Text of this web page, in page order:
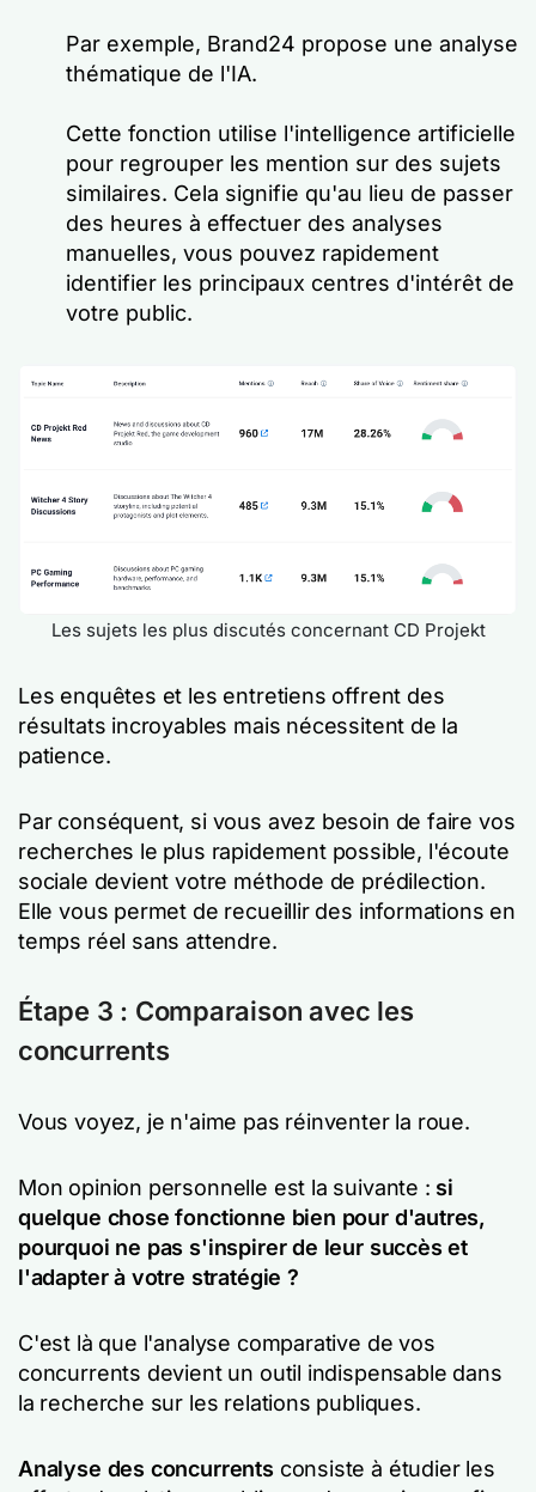
Par exemple, Brand24 propose une analyse
thématique de l'IA.
Cette fonction utilise l'intelligence artificielle
pour regrouper les mention sur des sujets
similaires. Cela signifie qu'au lieu de passer
des heures à effectuer des analyses
manuelles, vous pouvez rapidement
identifier les principaux centres d'intérêt de
votre public.
Les sujets les plus discutés concernant CD Projekt
Les enquêtes et les entretiens offrent des
résultats incroyables mais nécessitent de la
patience.
Par conséquent, si vous avez besoin de faire vos
recherches le plus rapidement possible, l'écoute
sociale devient votre méthode de prédilection.
Elle vous permet de recueillir des informations en
temps réel sans attendre.
Étape 3 : Comparaison avec les
concurrents
Vous voyez, je n'aime pas réinventer la roue.
Mon opinion personnelle est la suivante : si
quelque chose fonctionne bien pour d'autres,
pourquoi ne pas s'inspirer de leur succès et
l'adapter à votre stratégie ?
C'est là que l'analyse comparative de vos
concurrents devient un outil indispensable dans
la recherche sur les relations publiques.
Analyse des concurrents consiste à étudier les